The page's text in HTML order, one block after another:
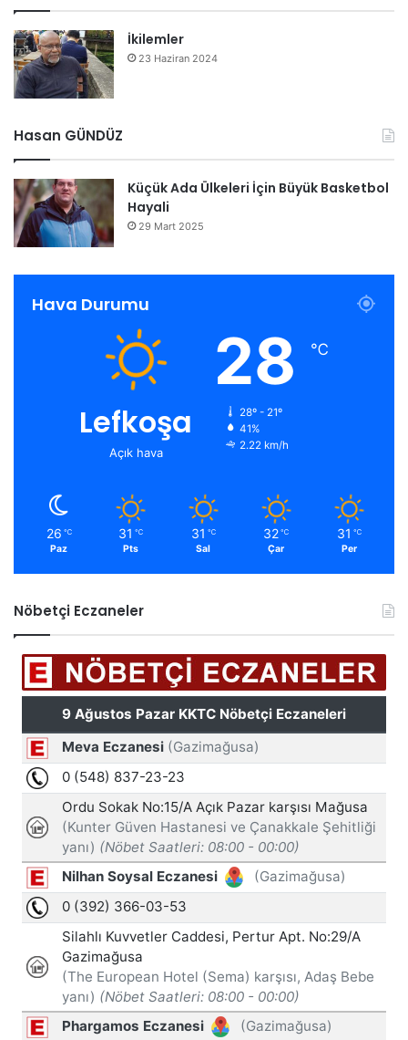
İkilemler
23 Haziran 2024
Hasan GÜNDÜZ
Küçük Ada Ülkeleri İçin Büyük Basketbol
Hayali
29 Mart 2025
Hava Durumu
Lefkoşa
Açık hava
28 ℃
28º - 21º
41%
2.22 km/h
26 ℃
Paz
31 ℃
Pts
31 ℃
Sal
32 ℃
Çar
31 ℃
Per
Nöbetçi Eczaneler